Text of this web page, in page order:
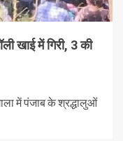
खाई में गिरी, 3 की
में पंजाब के श्रद्धालुओं